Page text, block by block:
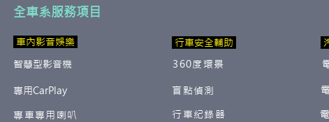
全車系服務項目
​ 車內影音娛樂
智慧型影音機
行車安全輔助
360度環景
專用CarPlay
專車專用喇叭
盲點偵測
行車紀錄器